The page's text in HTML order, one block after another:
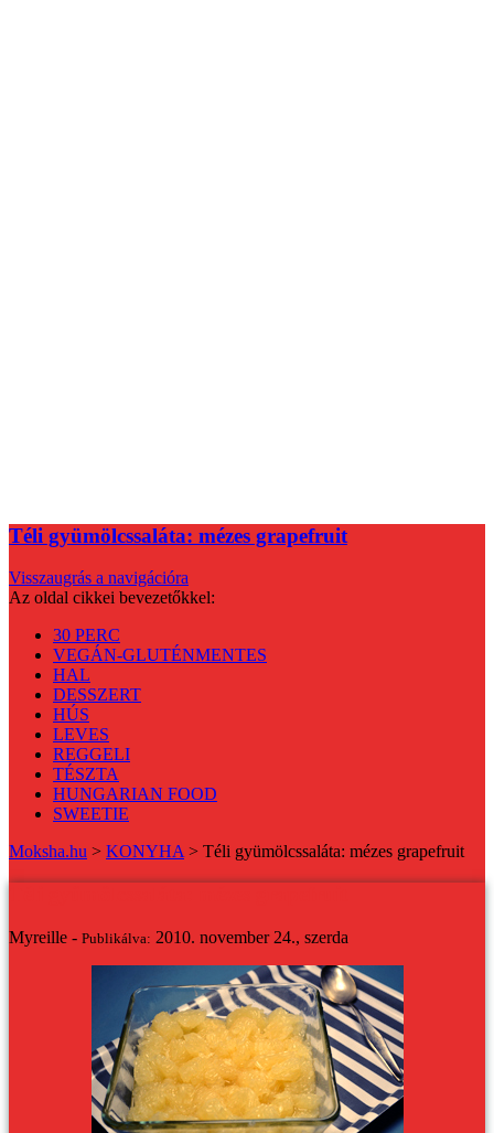
Téli gyümölcssaláta: mézes grapefruit
Visszaugrás a navigációra
Az oldal cikkei bevezetőkkel:
30 PERC
VEGÁN-GLUTÉNMENTES
HAL
DESSZERT
HÚS
LEVES
REGGELI
TÉSZTA
HUNGARIAN FOOD
SWEETIE
Moksha.hu > KONYHA> Téli gyümölcssaláta: mézes grapefruit
Myreille - Publikálva: 2010. november 24., szerda